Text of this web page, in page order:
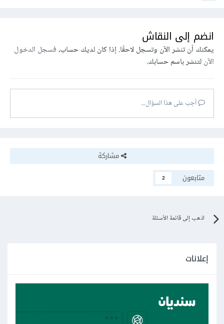
انضم إلى النقاش
يمكنك أن تنشر الآن وتسجل لاحقًا. إذا كان لديك حساب،فسجل الدخول
الآنلتنشر باسم حسابك.
أجب على هذا السؤال...
مشاركة
متابعون
2
اذهب إلى قائمة الأسئلة
إعلانات